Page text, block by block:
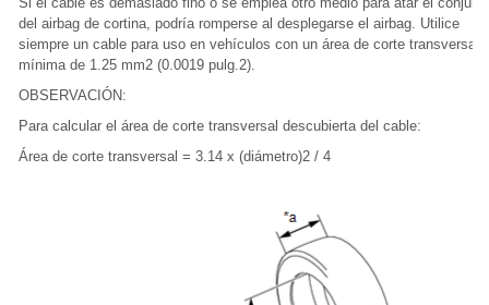
del airbag de cortina, podría romperse al desplegarse el airbag. Utilice
siempre un cable para uso en vehículos con un área de corte transversal
mínima de 1.25 mm2 (0.0019 pulg.2).
OBSERVACIÓN:
Para calcular el área de corte transversal descubierta del cable:
Área de corte transversal = 3.14 x (diámetro)2 / 4